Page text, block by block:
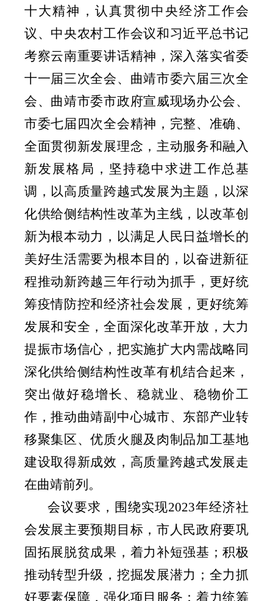
十大精神，认真贯彻中央经济工作会
议、中央农村工作会议和习近平总书记
考察云南重要讲话精神，深入落实省委
十一届三次全会、曲靖市委六届三次全
会、曲靖市委市政府宣威现场办公会、
市委七届四次全会精神，完整、准确、
全面贯彻新发展理念，主动服务和融入
新发展格局，坚持稳中求进工作总基
调，以高质量跨越式发展为主题，以深
化供给侧结构性改革为主线，以改革创
新为根本动力，以满足人民日益增长的
美好生活需要为根本目的，以奋进新征
程推动新跨越三年行动为抓手，更好统
筹疫情防控和经济社会发展，更好统筹
发展和安全，全面深化改革开放，大力
提振市场信心，把实施扩大内需战略同
深化供给侧结构性改革有机结合起来，
突出做好稳增长、稳就业、稳物价工
作，推动曲靖副中心城市、东部产业转
移聚集区、优质火腿及肉制品加工基地
建设取得新成效，高质量跨越式发展走
在曲靖前列。
会议要求，围绕实现2023年经济社
会发展主要预期目标，市人民政府要巩
固拓展脱贫成果，着力补短强基；积极
推动转型升级，挖掘发展潜力；全力抓
好要素保障，强化项目服务；着力统筹